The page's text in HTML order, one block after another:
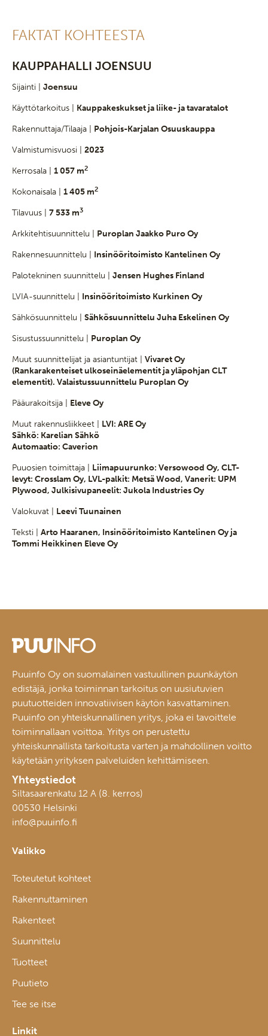
FAKTAT KOHTEESTA
KAUPPAHALLI JOENSUU
Sijainti | Joensuu
Käyttötarkoitus | Kauppakeskukset ja liike- ja tavaratalot
Rakennuttaja/Tilaaja | Pohjois-Karjalan Osuuskauppa
Valmistumisvuosi | 2023
Kerrosala | 1 057 m2
Kokonaisala | 1 405 m2
Tilavuus | 7 533 m3
Arkkitehtisuunnittelu | Puroplan Jaakko Puro Oy
Rakennesuunnittelu | Insinööritoimisto Kantelinen Oy
Palotekninen suunnittelu | Jensen Hughes Finland
LVIA-suunnittelu | Insinööritoimisto Kurkinen Oy
Sähkösuunnittelu | Sähkösuunnittelu Juha Eskelinen Oy
Sisustussuunnittelu | Puroplan Oy
Muut suunnittelijat ja asiantuntijat | Vivaret Oy
(Rankarakenteiset ulkoseinäelementit ja yläpohjan CLT
elementit). Valaistussuunnittelu Puroplan Oy
Pääurakoitsija | Eleve Oy
Muut rakennusliikkeet | LVI: ARE Oy
Sähkö: Karelian Sähkö
Automaatio: Caverion
Puuosien toimittaja | Liimapuurunko: Versowood Oy, CLT-
levyt: Crosslam Oy, LVL-palkit: Metsä Wood, Vanerit: UPM
Plywood, Julkisivupaneelit: Jukola Industries Oy
Valokuvat | Leevi Tuunainen
Teksti | Arto Haaranen, Insinööritoimisto Kantelinen Oy ja
Tommi Heikkinen Eleve Oy
Puuinfo Oy on suomalainen vastuullinen puunkäytön
edistäjä, jonka toiminnan tarkoitus on uusiutuvien
puutuotteiden innovatiivisen käytön kasvattaminen.
Puuinfo on yhteiskunnallinen yritys, joka ei tavoittele
toiminnallaan voittoa. Yritys on perustettu
yhteiskunnallista tarkoitusta varten ja mahdollinen voitto
käytetään yrityksen palveluiden kehittämiseen.
Yhteystiedot
Siltasaarenkatu 12 A (8. kerros)
00530 Helsinki
info@puuinfo.fi
Valikko
Toteutetut kohteet
Rakennuttaminen
Rakenteet
Suunnittelu
Tuotteet
Puutieto
Tee se itse
Linkit